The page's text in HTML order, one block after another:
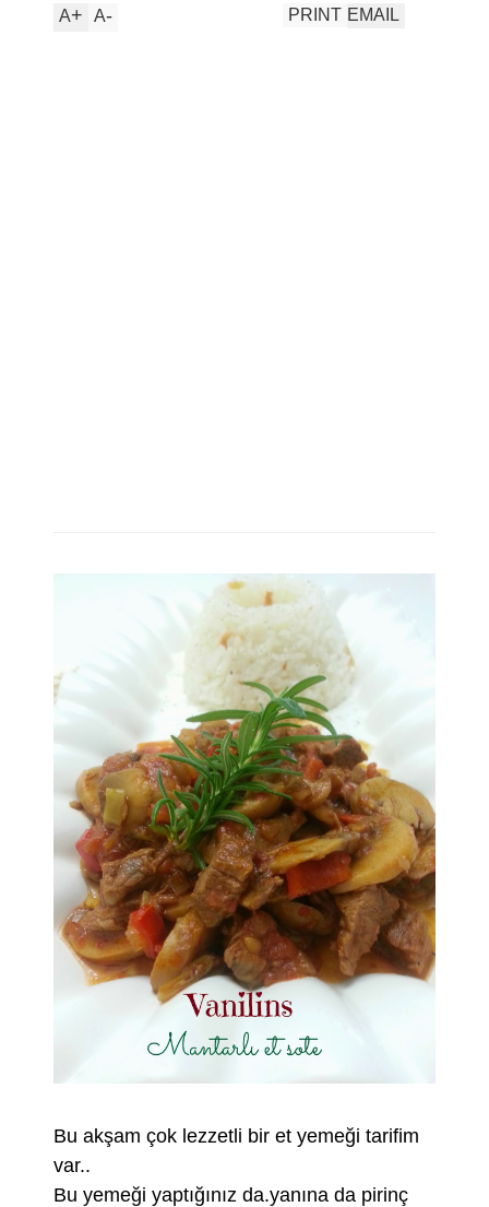
A+ A- EMAIL
PRINT
Bu akşam çok lezzetli bir et yemeği tarifim
var..
Bu yemeği yaptığınız da.yanına da pirinç